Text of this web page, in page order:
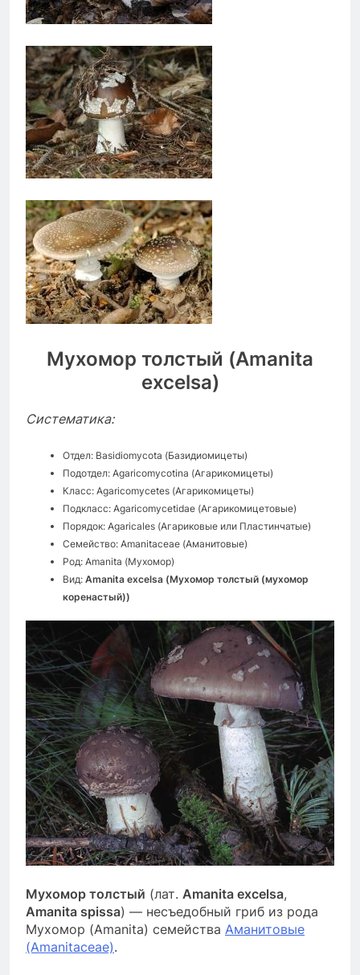
Мухомор толстый (Amanita
excelsa)
Систематика:
Отдел: Basidiomycota (Базидиомицеты)
Подотдел: Agaricomycotina (Агарикомицеты)
Класс: Agaricomycetes (Агарикомицеты)
Подкласс: Agaricomycetidae (Агарикомицетовые)
Порядок: Agaricales (Агариковые или Пластинчатые)
Семейство: Amanitaceae (Аманитовые)
Род: Amanita (Мухомор)
Вид: Amanita excelsa (Мухомор толстый (мухомор
коренастый))
Мухомор толстый (лат. Amanita excelsa,
Amanita spissa) — несъедобный гриб из рода
Мухомор (Amanita) семейства Аманитовые
(Amanitaceae).